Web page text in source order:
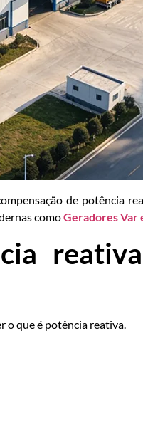
de potência
comoGeradores Var
o que é potência reativa.